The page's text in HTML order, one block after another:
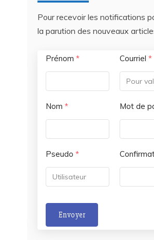
Pour recevoir les notifications
la parution des nouveaux
Prénom *
Nom *
Pseudo *
Courriel *
Mot de
Envoyer